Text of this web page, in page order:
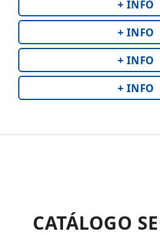
+ INFO
+ INFO
+ INFO
+ INFO
CATÁLOGO